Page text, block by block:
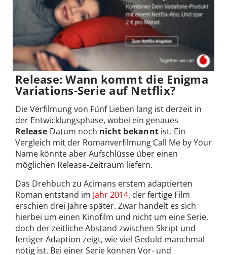
Release: Wann kommt die Enigma
Variations-Serie auf Netflix?
Die Verfilmung von Fünf Lieben lang ist derzeit in
der Entwicklungsphase, wobei ein genaues
Release-Datum noch nicht bekannt ist. Ein
Vergleich mit der Romanverfilmung Call Me by Your
Name könnte aber Aufschlüsse über einen
möglichen Release-Zeitraum liefern.
Das Drehbuch zu Acimans erstem adaptierten
Roman entstand im Jahr 2014, der fertige Film
erschien drei Jahre später. Zwar handelt es sich
hierbei um einen Kinofilm und nicht um eine Serie,
doch der zeitliche Abstand zwischen Skript und
fertiger Adaption zeigt, wie viel Geduld manchmal
nötig ist. Bei einer Serie können Vor- und